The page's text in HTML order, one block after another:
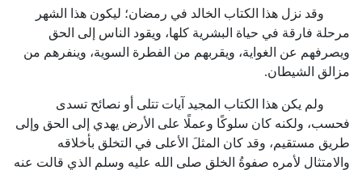
وقد نزل هذا الكتاب الخالد في رمضان؛ ليكون هذا الشهر
مرحلة فارقة في حياة البشرية كلها، ويقود الناس إلى الحق
ويصرفهم عن الغواية، ويقربهم من الفطرة السوية، وينفرهم من
مزالق الشيطان.
ولم يكن هذا الكتاب المجيد آيات تتلى أو نصائح تسدى
فحسب، ولكنه كان سلوكًا وعملًا على الأرض يهدي إلى الحق وإلى
طريق مستقيم، وقد كان المثلَ الأعلى في التخلق بأخلاقه
والامتثال لأمره صفوةُ الخلق صلى الله عليه وسلم الذي قالت عنه